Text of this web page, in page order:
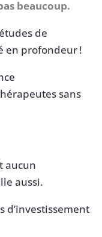
beaucoup.
de
en profondeur !
sans
aucun
aussi.
d’investissement